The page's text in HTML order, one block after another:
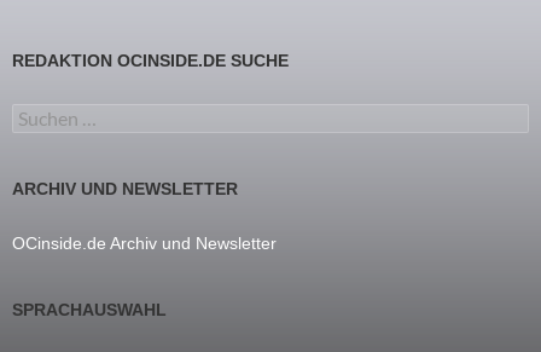
REDAKTION OCINSIDE.DE SUCHE
Suchen nach:
ARCHIV UND NEWSLETTER
OCinside.de Archiv und Newsletter
SPRACHAUSWAHL